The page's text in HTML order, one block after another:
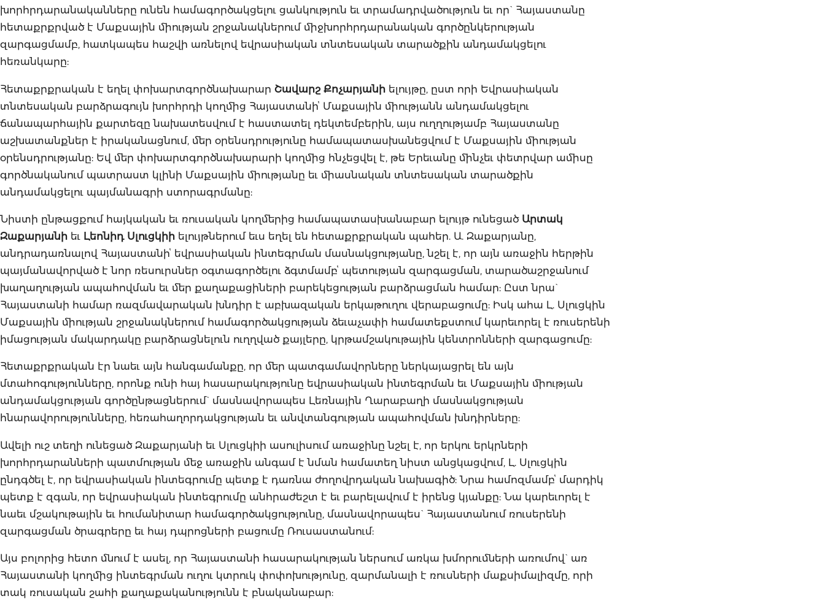
խորհրդարանականները ունեն համագործակցելու ցանկություն եւ տրամադրվածություն եւ որ` Հայաստանը
հետաքրքրված է Մաքսային միության շրջանակներում միջխորհրդարանական գործընկերության
զարգացմամբ, հատկապես հաշվի առնելով եվրասիական տնտեսական տարածքին անդամակցելու
հեռանկարը:
Հետաքրքրական է եղել փոխարտգործնախարար Շավարշ Քոչարյանի ելույթը, ըստ որի Եվրասիական
տնտեսական բարձրագույն խորհրդի կողմից Հայաստանիՙ Մաքսային միությանն անդամակցելու
ճանապարհային քարտեզը նախատեսվում է հաստատել դեկտեմբերին, այս ուղղությամբ Հայաստանը
աշխատանքներ է իրականացնում, մեր օրենսդրությունը համապատասխանեցվում է Մաքսային միության
օրենսդրությանը: Եվ մեր փոխարտգործնախարարի կողմից հնչեցվել է, թե Երեւանը մինչեւ փետրվար ամիսը
գործնականում պատրաստ կլինի Մաքսային միությանը եւ միասնական տնտեսական տարածքին
անդամակցելու պայմանագրի ստորագրմանը:
Նիստի ընթացքում հայկական եւ ռուսական կողմերից համապատասխանաբար ելույթ ունեցած Արտակ
Զաքարյանի եւ Լեոնիդ Սլուցկիի ելույթներում եւս եղել են հետաքրքրական պահեր. Ա. Զաքարյանը,
անդրադառնալով Հայաստանիՙ եվրասիական ինտեգրման մասնակցությանը, նշել է, որ այն առաջին հերթին
պայմանավորված է նոր ռեսուրսներ օգտագործելու ձգտմամբՙ պետության զարգացման, տարածաշրջանում
խաղաղության ապահովման եւ մեր քաղաքացիների բարեկեցության բարձրացման համար: Ըստ նրա`
Հայաստանի համար ռազմավարական խնդիր է աբխազական երկաթուղու վերաբացումը: Իսկ ահա Լ. Սլուցկին
Մաքսային միության շրջանակներում համագործակցության ձեւաչափի համատեքստում կարեւորել է ռուսերենի
իմացության մակարդակը բարձրացնելուն ուղղված քայլերը, կրթամշակութային կենտրոնների զարգացումը:
Հետաքրքրական էր նաեւ այն հանգամանքը, որ մեր պատգամավորները ներկայացրել են այն
մտահոգությունները, որոնք ունի հայ հասարակությունը եվրասիական ինտեգրման եւ Մաքսային միության
անդամակցության գործընթացներում` մասնավորապես Լեռնային Ղարաբաղի մասնակցության
հնարավորությունները, հեռահաղորդակցության եւ անվտանգության ապահովման խնդիրները:
Ավելի ուշ տեղի ունեցած Զաքարյանի եւ Սլուցկիի ասուլիսում առաջինը նշել է, որ երկու երկրների
խորհրդարանների պատմության մեջ առաջին անգամ է նման համատեղ նիստ անցկացվում, Լ. Սլուցկին
ընդգծել է, որ եվրասիական ինտեգրումը պետք է դառնա ժողովրդական նախագիծ: Նրա համոզմամբՙ մարդիկ
պետք է զգան, որ եվրասիական ինտեգրումը անհրաժեշտ է եւ բարելավում է իրենց կյանքը: Նա կարեւորել է
նաեւ մշակութային եւ հումանիտար համագործակցությունը, մասնավորապես` Հայաստանում ռուսերենի
զարգացման ծրագրերը եւ հայ դպրոցների բացումը Ռուսաստանում:
Այս բոլորից հետո մնում է ասել, որ Հայաստանի հասարակության ներսում առկա խմորումների առումով` առ
Հայաստանի կողմից ինտեգրման ուղու կտրուկ փոփոխությունը, զարմանալի է ռուսների մաքսիմալիզմը, որի
տակ ռուսական շահի քաղաքականությունն է բնականաբար: